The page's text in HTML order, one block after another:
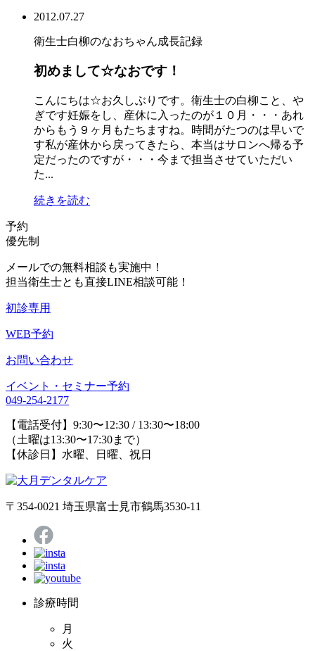
2012.07.27
衛生士白柳のなおちゃん成長記録
初めまして☆なおです！
こんにちは☆お久しぶりです。衛生士の白柳こと、や
ぎです妊娠をし、産休に入ったのが１０月・・・あれ
からもう９ヶ月もたちますね。時間がたつのは早いで
す私が産休から戻ってきたら、本当はサロンへ帰る予
定だったのですが・・・今まで担当させていただい
た...
続きを読む
予約
優先制
メールでの無料相談も実施中！
担当衛生士とも直接LINE相談可能！
初診専用
WEB予約
お問い合わせ
イベント・セミナー予約
049-254-2177
【電話受付】9:30〜12:30 / 13:30〜18:00
（土曜は13:30〜17:30まで）
【休診日】水曜、日曜、祝日
〒354-0021 埼玉県富士見市鶴馬3530-11
診療時間
月
火